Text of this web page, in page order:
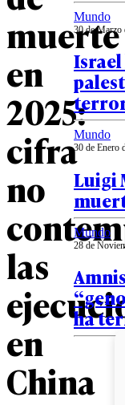
muerte
en
2025:
cifra
no
las
en
China
Mundo
30 de Marzo
Mundo
30 de Enero
Luigi
Mundo
28 de
ha